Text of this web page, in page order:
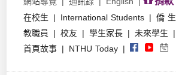
在校生 | International Students | 僑 生
教職員
| 校友 | 學生家長 | 未來學生 |
首頁故事 | NTHU Today |